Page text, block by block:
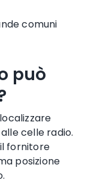
comuni
può
celle radio.
fornitore
posizione